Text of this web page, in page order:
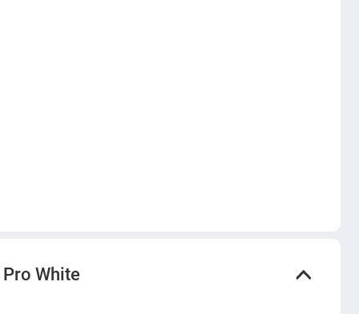
White